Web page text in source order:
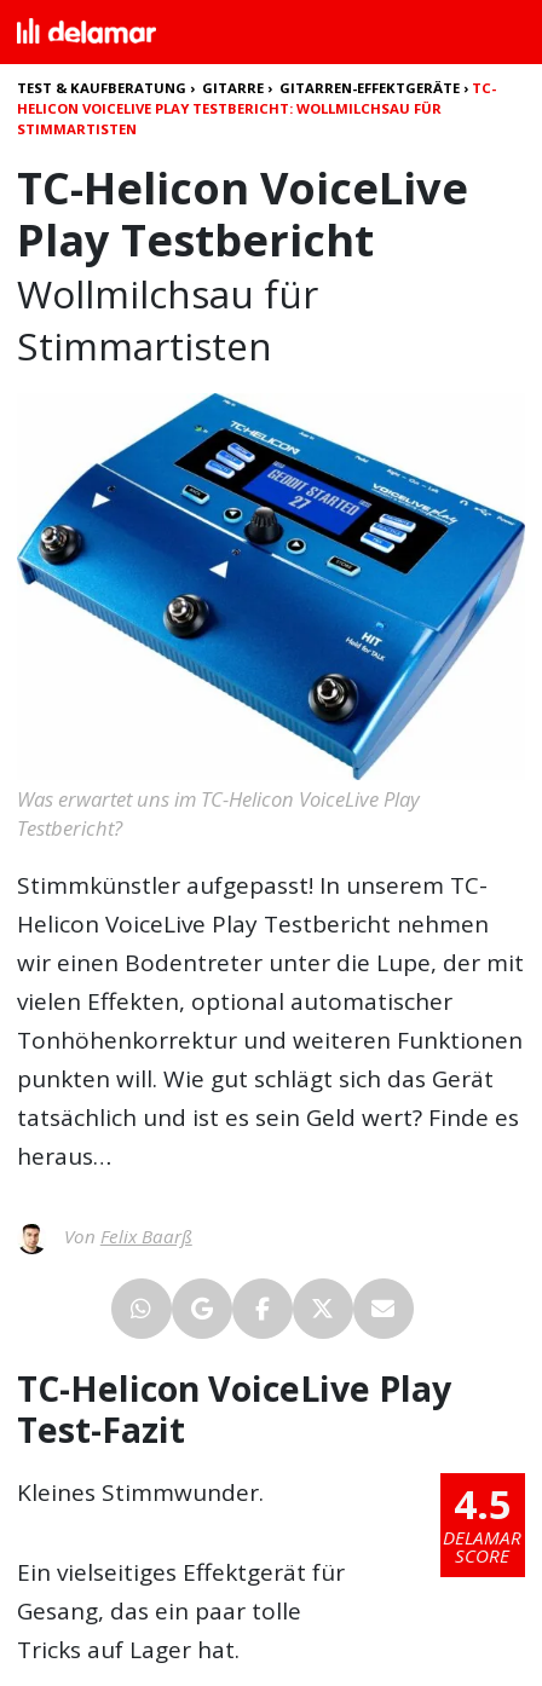
TEST & KAUFBERATUNG › GITARRE › GITARREN-EFFEKTGERÄTE › TC-
HELICON VOICELIVE PLAY TESTBERICHT: WOLLMILCHSAU FÜR
STIMMARTISTEN
TC-Helicon VoiceLive
Play Testbericht
Wollmilchsau für
Stimmartisten
Was erwartet uns im TC-Helicon VoiceLive Play
Testbericht?
Stimmkünstler aufgepasst! In unserem TC-
Helicon VoiceLive Play Testbericht nehmen
wir einen Bodentreter unter die Lupe, der mit
vielen Effekten, optional automatischer
Tonhöhenkorrektur und weiteren Funktionen
punkten will. Wie gut schlägt sich das Gerät
tatsächlich und ist es sein Geld wert? Finde es
heraus…
Von Felix Baarß
TC-Helicon VoiceLive Play
Test-Fazit
4.5
DELAMAR
SCORE
Kleines Stimmwunder.
Ein vielseitiges Effektgerät für
Gesang, das ein paar tolle
Tricks auf Lager hat.